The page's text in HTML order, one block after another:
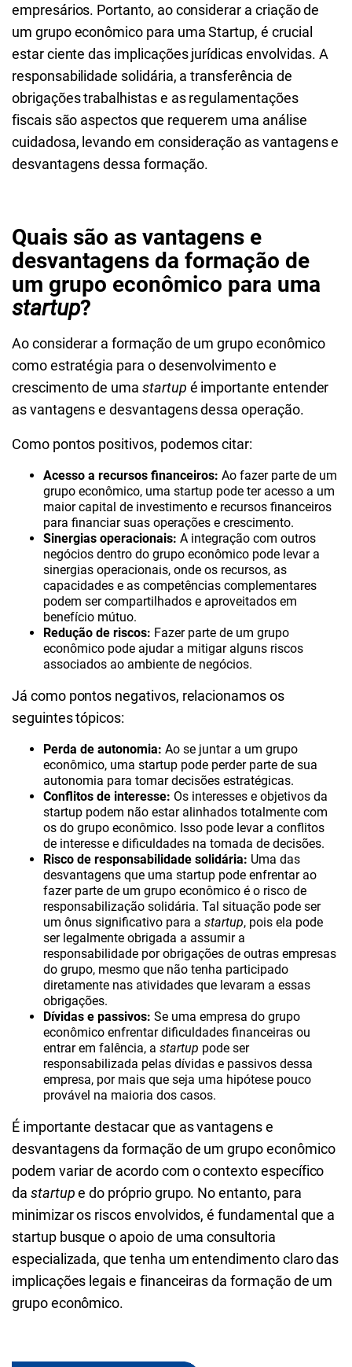
empresários. Portanto, ao considerar a criação de
um grupo econômico para uma Startup, é crucial
estar ciente das implicações jurídicas envolvidas. A
responsabilidade solidária, a transferência de
obrigações trabalhistas e as regulamentações
fiscais são aspectos que requerem uma análise
cuidadosa, levando em consideração as vantagens e
desvantagens dessa formação.
Quais são as vantagens e
desvantagens da formação de
um grupo econômico para uma
startup?
Ao considerar a formação de um grupo econômico
como estratégia para o desenvolvimento e
crescimento de uma startup é importante entender
as vantagens e desvantagens dessa operação.
Como pontos positivos, podemos citar:
Acesso a recursos financeiros: Ao fazer parte de um
grupo econômico, uma startup pode ter acesso a um
maior capital de investimento e recursos financeiros
para financiar suas operações e crescimento.
Sinergias operacionais: A integração com outros
negócios dentro do grupo econômico pode levar a
sinergias operacionais, onde os recursos, as
capacidades e as competências complementares
podem ser compartilhados e aproveitados em
benefício mútuo.
Redução de riscos: Fazer parte de um grupo
econômico pode ajudar a mitigar alguns riscos
associados ao ambiente de negócios.
Já como pontos negativos, relacionamos os
seguintes tópicos:
Perda de autonomia: Ao se juntar a um grupo
econômico, uma startup pode perder parte de sua
autonomia para tomar decisões estratégicas.
Conflitos de interesse: Os interesses e objetivos da
startup podem não estar alinhados totalmente com
os do grupo econômico. Isso pode levar a conflitos
de interesse e dificuldades na tomada de decisões.
Risco de responsabilidade solidária: Uma das
desvantagens que uma startup pode enfrentar ao
fazer parte de um grupo econômico é o risco de
responsabilização solidária. Tal situação pode ser
um ônus significativo para a startup, pois ela pode
ser legalmente obrigada a assumir a
responsabilidade por obrigações de outras empresas
do grupo, mesmo que não tenha participado
diretamente nas atividades que levaram a essas
obrigações.
Dívidas e passivos: Se uma empresa do grupo
econômico enfrentar dificuldades financeiras ou
entrar em falência, a startup pode ser
responsabilizada pelas dívidas e passivos dessa
empresa, por mais que seja uma hipótese pouco
provável na maioria dos casos.
É importante destacar que as vantagens e
desvantagens da formação de um grupo econômico
podem variar de acordo com o contexto específico
da startupe do próprio grupo. No entanto, para
minimizar os riscos envolvidos, é fundamental que a
startup busque o apoio de uma consultoria
especializada, que tenha um entendimento claro das
implicações legais e financeiras da formação de um
grupo econômico.